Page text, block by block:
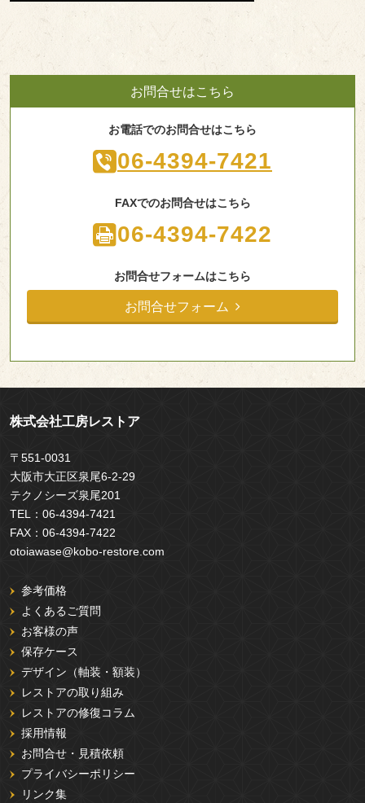
お問合せはこちら
お電話でのお問合せはこちら
06-4394-7421
FAXでのお問合せはこちら
06-4394-7422
お問合せフォームはこちら
お問合せフォーム
株式会社工房レストア
〒551-0031
大阪市大正区泉尾6-2-29
テクノシーズ泉尾201
TEL： 06-4394-7421
FAX： 06-4394-7422
otoiawase@kobo-restore.com
参考価格
よくあるご質問
お客様の声
保存ケース
デザイン（軸装・額装）
レストアの取り組み
レストアの修復コラム
採用情報
お問合せ・見積依頼
プライバシーポリシー
リンク集